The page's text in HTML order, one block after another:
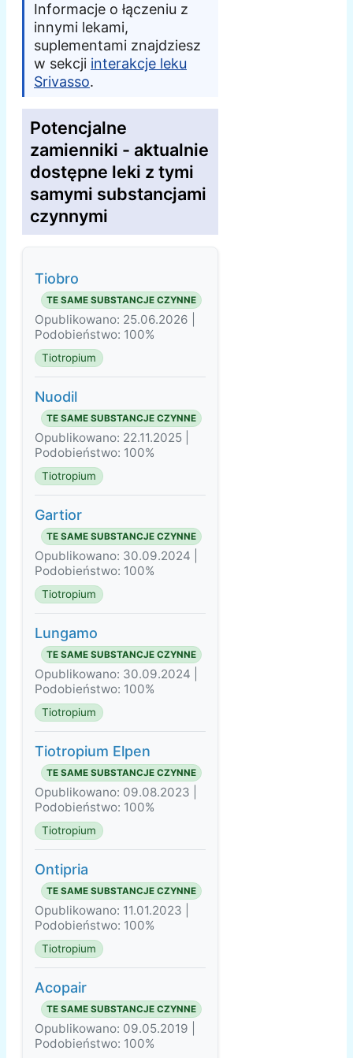
Informacje o łączeniu z
innymi lekami,
suplementami znajdziesz
w sekcji interakcje leku
Srivasso.
Potencjalne
zamienniki - aktualnie
dostępne leki z tymi
samymi substancjami
czynnymi
Tiobro
TE SAME SUBSTANCJE CZYNNE
Opublikowano: 25.06.2026 |
Podobieństwo: 100%
Tiotropium
Nuodil
TE SAME SUBSTANCJE CZYNNE
Opublikowano: 22.11.2025 |
Podobieństwo: 100%
Tiotropium
Gartior
TE SAME SUBSTANCJE CZYNNE
Opublikowano: 30.09.2024 |
Podobieństwo: 100%
Tiotropium
Lungamo
TE SAME SUBSTANCJE CZYNNE
Opublikowano: 30.09.2024 |
Podobieństwo: 100%
Tiotropium
Tiotropium Elpen
TE SAME SUBSTANCJE CZYNNE
Opublikowano: 09.08.2023 |
Podobieństwo: 100%
Tiotropium
Ontipria
TE SAME SUBSTANCJE CZYNNE
Opublikowano: 11.01.2023 |
Podobieństwo: 100%
Tiotropium
Acopair
TE SAME SUBSTANCJE CZYNNE
Opublikowano: 09.05.2019 |
Podobieństwo: 100%